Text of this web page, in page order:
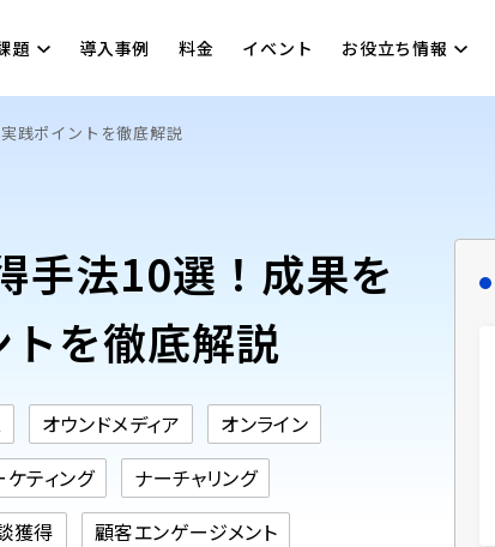
題 導入事例 料金 イベント お役立ち情報
践ポイントを徹底解説
手法10選！成果を
を徹底解説
オウンドメディア
オンライン
ティング
ナーチャリング
獲得 顧客エンゲージメント